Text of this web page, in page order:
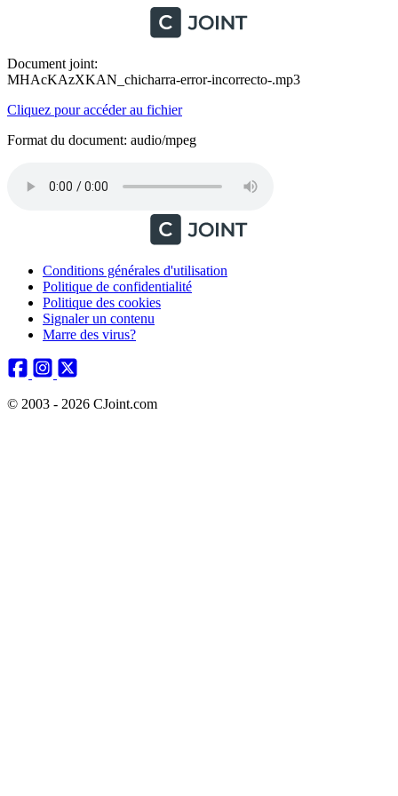
Document joint:
MHAcKAzXKAN_chicharra-error-incorrecto-.mp3
Cliquez pour accéder au fichier
Format du document: audio/mpeg
Conditions générales d'utilisation
Politique de confidentialité
Politique des cookies
Signaler un contenu
Marre des virus?
© 2003 - 2026 CJoint.com